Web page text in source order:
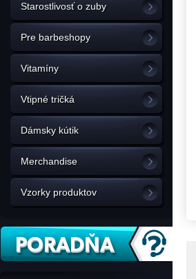
Starostlivosť o zuby
Pre barbeshopy
Vitamíny
Vtipné tričká
Dámsky kútik
Merchandise
Vzorky produktov